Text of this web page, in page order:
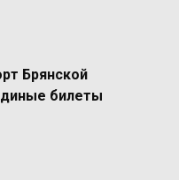
Брянской
билеты